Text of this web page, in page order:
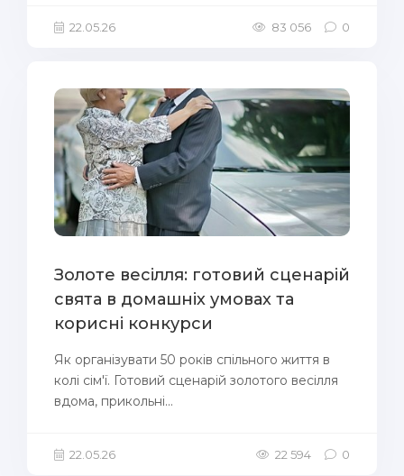
22.05.26 83 056 0
Золоте весілля: готовий сценарій
свята в домашніх умовах та
корисні конкурси
Як організувати 50 років спільного життя в
колі сім'ї. Готовий сценарій золотого весілля
вдома, прикольні...
22.05.26 22 594 0